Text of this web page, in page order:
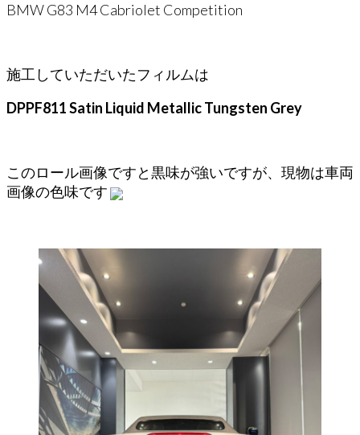
BMW G83 M4 Cabriolet Competition
施工していただいたフィルムは
DPPF811 Satin Liquid Metallic Tungsten Grey
このロール画像ですと黒味が強いですが、現物は車両
画像の色味です